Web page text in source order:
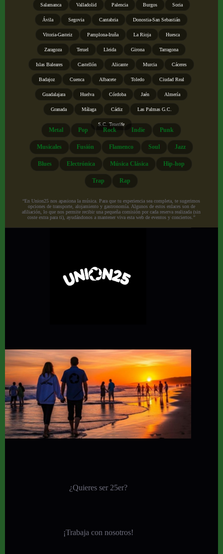
Salamanca Valladolid Palencia Burgos Soria
Ávila Segovia Cantabria Donostia-San Sebastián
Vitoria-Gasteiz Pamplona-Iruña La Rioja Huesca
Zaragoza Teruel Lleida Girona Tarragona
Islas Baleares Castellón Alicante Murcia Cáceres
Badajoz Cuenca Albacete Toledo Ciudad Real
Guadalajara Huelva Córdoba Jaén Almería
Granada Málaga Cádiz Las Palmas G.C.
S.C. Tenerife
Metal Pop Rock Indie Punk
Musicales Fusión Flamenco Soul Jazz
Blues Electrónica Música Clásica Hip-hop
Trap Rap
“En Union25 nos apasiona la música. Para que tu experiencia sea completa, te sugerimos
opciones de transporte, alojamiento y gastronomía. Algunos de estos enlaces son de
afiliación, lo que nos permite recibir una pequeña comisión por cada reserva realizada (sin
coste extra para ti), ayudándonos a mantener viva esta web de eventos y conciertos.”
¿Quieres ser 25er?
¡Trabaja con nosotros!